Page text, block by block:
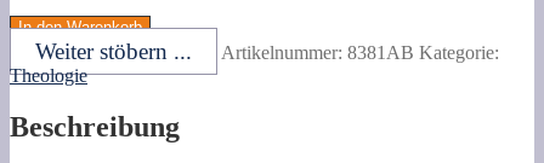
Esprit.
Recueil
des
oraisons
prononcées.
In den Warenkorb
Weiter stöbern ... Artikelnummer: 8381AB Kategorie:
Theologie
Beschreibung